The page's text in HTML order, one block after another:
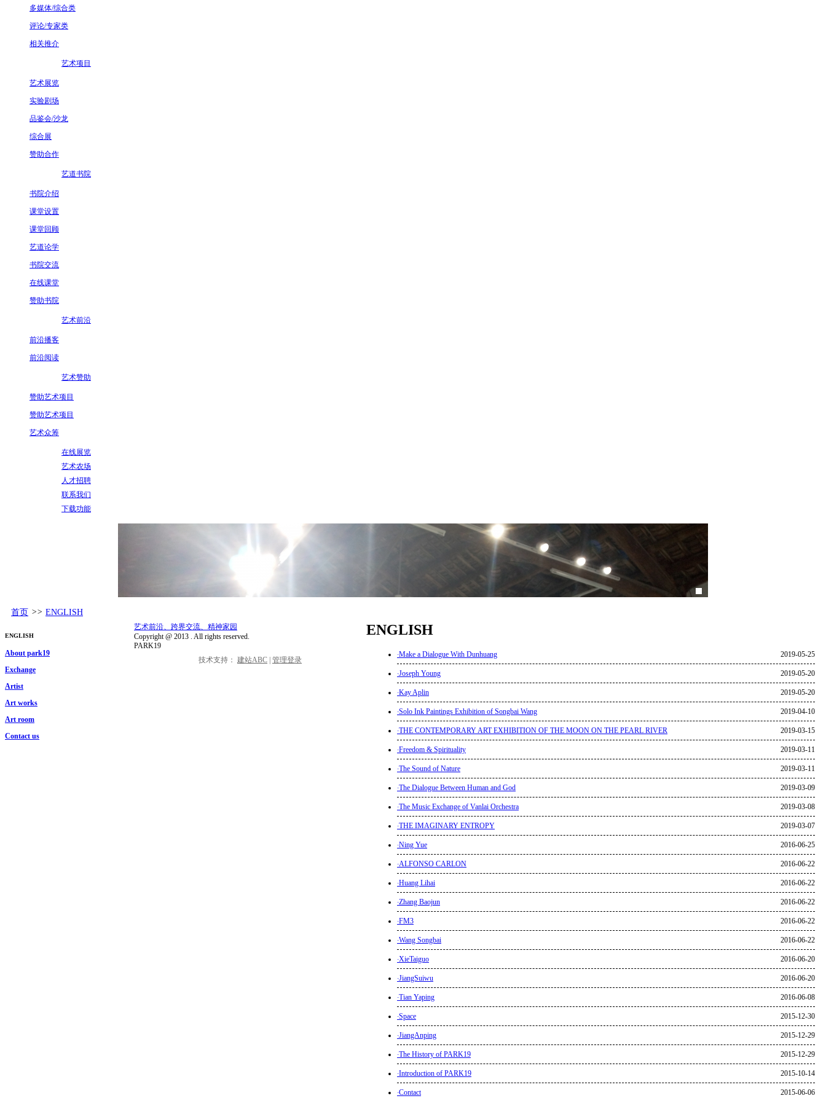
多媒体/综合类
评论/专家类
相关推介
艺术项目
艺术展览
实验剧场
品鉴会/沙龙
综合展
赞助合作
艺道书院
书院介绍
课堂设置
课堂回顾
艺道论学
书院交流
在线课堂
赞助书院
艺术前沿
前沿播客
前沿阅读
艺术赞助
赞助艺术项目
赞助艺术项目
艺术众筹
在线展览
艺术农场
人才招聘
联系我们
下载功能
首页 >> ENGLISH
ENGLISH
2019-05-25
·Make a Dialogue With Dunhuang
2019-05-20
·Joseph Young
2019-05-20
·Kay Aplin
2019-04-10
·Solo Ink Paintings Exhibition of Songbai Wang
2019-03-15
·THE CONTEMPORARY ART EXHIBITION OF THE MOON ON THE PEARL RIVER
2019-03-11
·Freedom & Spirituality
2019-03-11
·The Sound of Nature
2019-03-09
·The Dialogue Between Human and God
2019-03-08
·The Music Exchange of Vanlai Orchestra
2019-03-07
·THE IMAGINARY ENTROPY
2016-06-25
·Ning Yue
2016-06-22
·ALFONSO CARLON
2016-06-22
·Huang Lihai
2016-06-22
·Zhang Baojun
2016-06-22
·FM3
2016-06-22
·Wang Songbai
2016-06-20
·XieTaiguo
2016-06-20
·JiangSuiwu
2016-06-08
·Tian Yaping
2015-12-30
·Space
2015-12-29
·JiangAnping
2015-12-29
·The History of PARK19
2015-10-14
·Introduction of PARK19
2015-06-06
·Contact
ENGLISH
About park19
Exchange
Artist
Art works
Art room
Contact us
艺术前沿、跨界交流、精神家园
Copyright @ 2013 . All rights reserved.
PARK19
技术支持： 建站ABC 管理登录